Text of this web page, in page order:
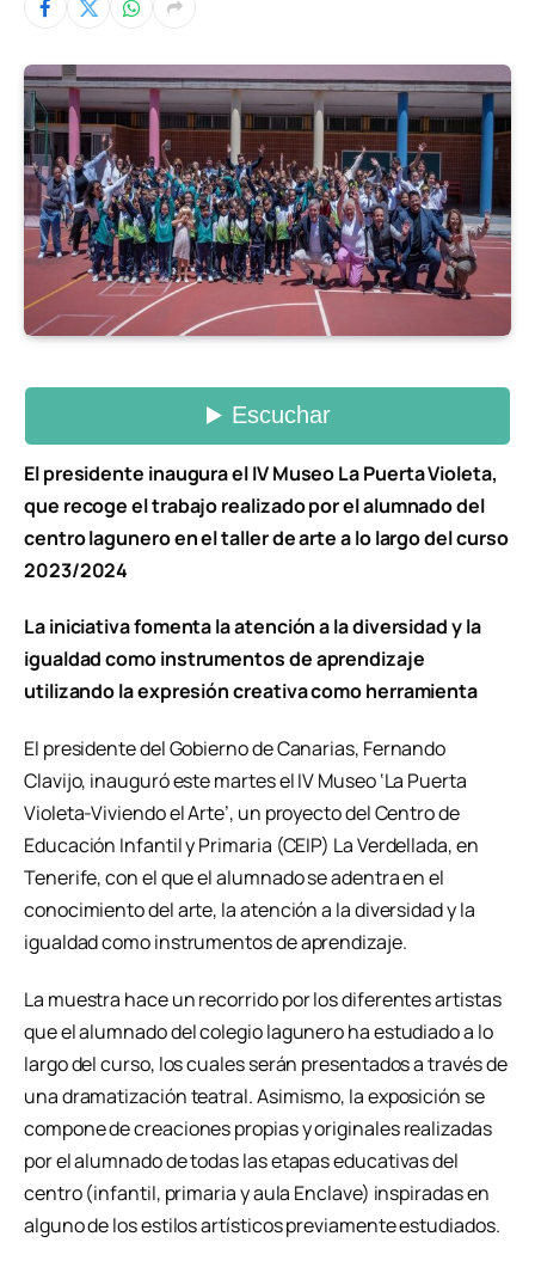
El presidente inaugura el IV Museo La Puerta Violeta,
que recoge el trabajo realizado por el alumnado del
centro lagunero en el taller de arte a lo largo del curso
2023/2024
La iniciativa fomenta la atención a la diversidad y la
igualdad como instrumentos de aprendizaje
utilizando la expresión creativa como herramienta
El presidente del Gobierno de Canarias, Fernando
Clavijo, inauguró este martes el IV Museo ‘La Puerta
Violeta-Viviendo el Arte’, un proyecto del Centro de
Educación Infantil y Primaria (CEIP) La Verdellada, en
Tenerife, con el que el alumnado se adentra en el
conocimiento del arte, la atención a la diversidad y la
igualdad como instrumentos de aprendizaje.
La muestra hace un recorrido por los diferentes artistas
que el alumnado del colegio lagunero ha estudiado a lo
largo del curso, los cuales serán presentados a través de
una dramatización teatral. Asimismo, la exposición se
compone de creaciones propias y originales realizadas
por el alumnado de todas las etapas educativas del
centro (infantil, primaria y aula Enclave) inspiradas en
alguno de los estilos artísticos previamente estudiados.